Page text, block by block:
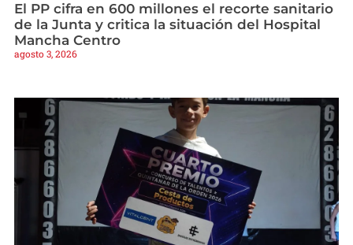
El PP cifra en 600 millones el recorte sanitario
de la Junta y critica la situación del Hospital
Mancha Centro
agosto 3, 2026